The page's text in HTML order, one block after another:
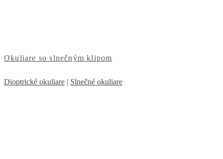
Okuliare so slnečným klipom
Dioptrické okuliare | Slnečné okuliare